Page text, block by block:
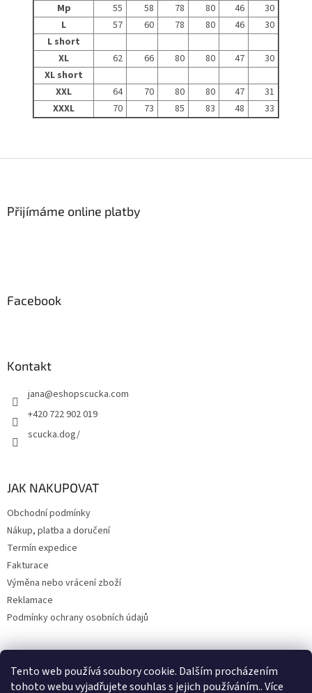
Tento web používá soubory cookie. Dalším procházením
tohoto webu vyjadřujete souhlas s jejich používáním.. Více
Mp
55 58 78 80 46
30
L
57 60 78 80 46
30
L short
XL
62 66 80 80 47
30
XL short
XXL
64 70 80 80 47
31
XXXL
70 73 85 83 48 33
Přijímáme online platby
Facebook
Kontakt
jana@eshopscucka.com
+420 722 902 019
scucka.dog/
JAK NAKUPOVAT
Obchodní podmínky
Nákup, platba a doručení
Termín expedice
Fakturace
Výměna nebo vrácení zboží
Reklamace
Podmínky ochrany osobních údajů
Upravil 404notfound.cz